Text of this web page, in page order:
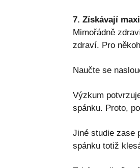
7. Získávají
Mimořádně
zdraví. Pro
Naučte se
Výzkum
spánku. Proto,
Jiné studie zase
spánku totiž